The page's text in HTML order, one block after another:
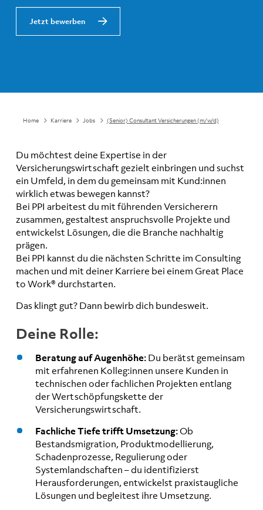
Jetzt bewerben
Home Karriere Jobs (Senior) Consultant Versicherungen (m/w/d)
Du möchtest deine Expertise in der
Versicherungswirtschaft gezielt einbringen und suchst
ein Umfeld, in dem du gemeinsam mit Kund:innen
wirklich etwas bewegen kannst?
Bei PPI arbeitest du mit führenden Versicherern
zusammen, gestaltest anspruchsvolle Projekte und
entwickelst Lösungen, die die Branche nachhaltig
prägen.
Bei PPI kannst du die nächsten Schritte im Consulting
machen und mit deiner Karriere bei einem Great Place
to Work® durchstarten.
Das klingt gut? Dann bewirb dich bundesweit.
Deine Rolle:
Beratung auf Augenhöhe: Du berätst gemeinsam
mit erfahrenen Kolleg:innen unsere Kunden in
technischen oder fachlichen Projekten entlang
der Wertschöpfungskette der
Versicherungswirtschaft.
Fachliche Tiefe trifft Umsetzung:Ob
Bestandsmigration, Produktmodellierung,
Schadenprozesse, Regulierung oder
Systemlandschaften – du identifizierst
Herausforderungen, entwickelst praxistaugliche
Lösungen und begleitest ihre Umsetzung.